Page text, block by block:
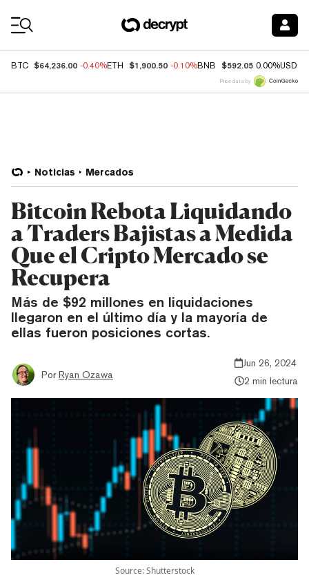
BTC $64,236.00 -0.40%ETH $1,900.50 -0.10%BNB $592.05 0.00%USDC
Price data by
Noticias Mercados
Bitcoin Rebota Liquidando
a Traders Bajistas a Medida
Que el Cripto Mercado se
Recupera
Más de $92 millones en liquidaciones
llegaron en el último día y la mayoría de
ellas fueron posiciones cortas.
Por Ryan Ozawa
Jun 26, 2024
2 min lectura
Source: Shutterstock